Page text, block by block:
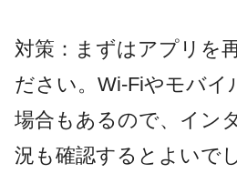
対策：まずはアプリを
ださい。Wi-Fiやモバイ
場合もあるので、イン
況も確認するとよいで